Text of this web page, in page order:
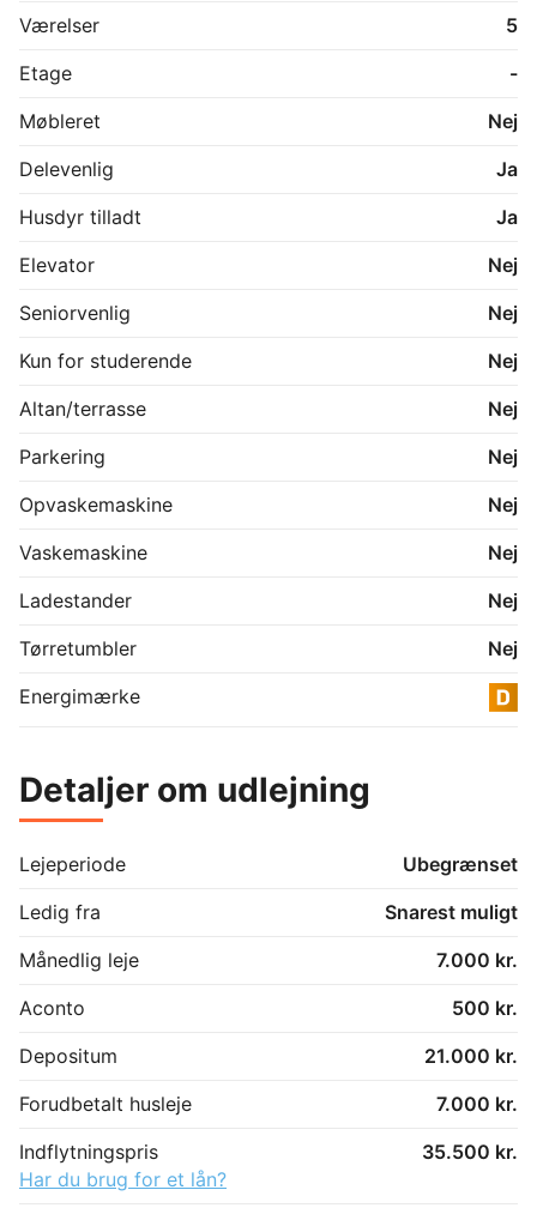
Værelser
5
Etage
-
Møbleret
Nej
Delevenlig
Ja
Husdyr tilladt
Ja
Elevator
Nej
Seniorvenlig
Nej
Kun for studerende
Nej
Altan/terrasse
Nej
Parkering
Nej
Opvaskemaskine
Nej
Vaskemaskine
Nej
Ladestander
Nej
Tørretumbler
Nej
Energimærke
Detaljer om udlejning
Lejeperiode
Ubegrænset
Ledig fra
Snarest muligt
Månedlig leje
7.000 kr.
Aconto
500 kr.
Depositum
21.000 kr.
Forudbetalt husleje
7.000 kr.
Indflytningspris
35.500 kr.
Har du brug for et lån?